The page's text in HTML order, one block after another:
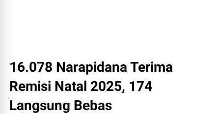
16.078 Narapidana Terima
Remisi Natal 2025, 174
Langsung Bebas